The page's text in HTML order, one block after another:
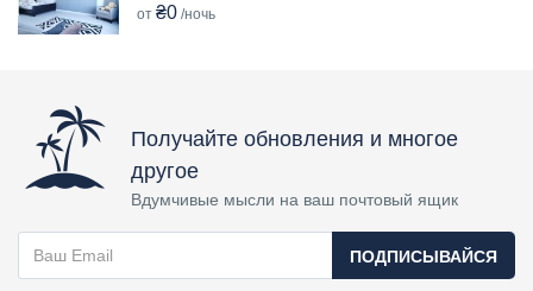
от ₴0 /ночь
Получайте обновления и многое
другое
Вдумчивые мысли на ваш почтовый ящик
ПОДПИСЫВАЙСЯ